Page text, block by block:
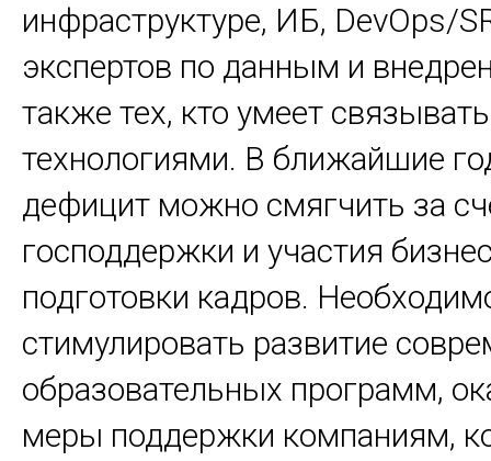
инфраструктуре, ИБ, DevOps/
экспертов по данным и
также тех, кто умеет
технологиями. В ближайшие
дефицит можно смягчить за
господдержки и участия
подготовки кадров.
стимулировать развитие
образовательных программ,
меры поддержки компаниям,